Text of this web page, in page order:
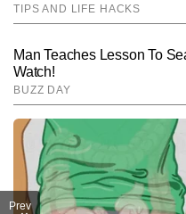
Prev